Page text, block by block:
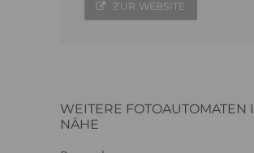
ZUR WEBSITE
WEITERE FOTOAUTOMATEN
NÄHE